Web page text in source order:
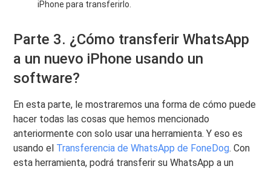
iPhone para transferirlo.
Parte 3. ¿Cómo transferir WhatsApp
a un nuevo iPhone usando un
software?
En esta parte, le mostraremos una forma de cómo puede
hacer todas las cosas que hemos mencionado
anteriormente con solo usar una herramienta. Y eso es
usando el Transferencia de WhatsApp de FoneDog. Con
esta herramienta, podrá transferir su WhatsApp a un